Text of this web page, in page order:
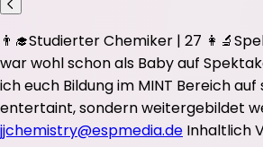
👨‍🎓Studierter Chemiker | 27
war wohl schon als Baby auf
ich euch Bildung im MINT Bereich
entertaint, sondern weitergebildet
jjchemistry@espmedia.de Inhaltlich